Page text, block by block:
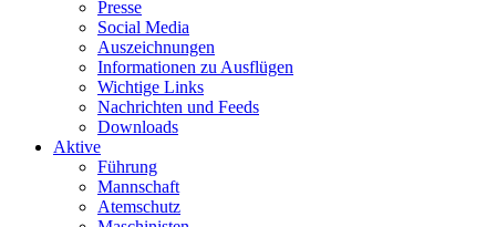
Presse
Social Media
Auszeichnungen
Informationen zu Ausflügen
Wichtige Links
Nachrichten und Feeds
Downloads
Aktive
Führung
Mannschaft
Atemschutz